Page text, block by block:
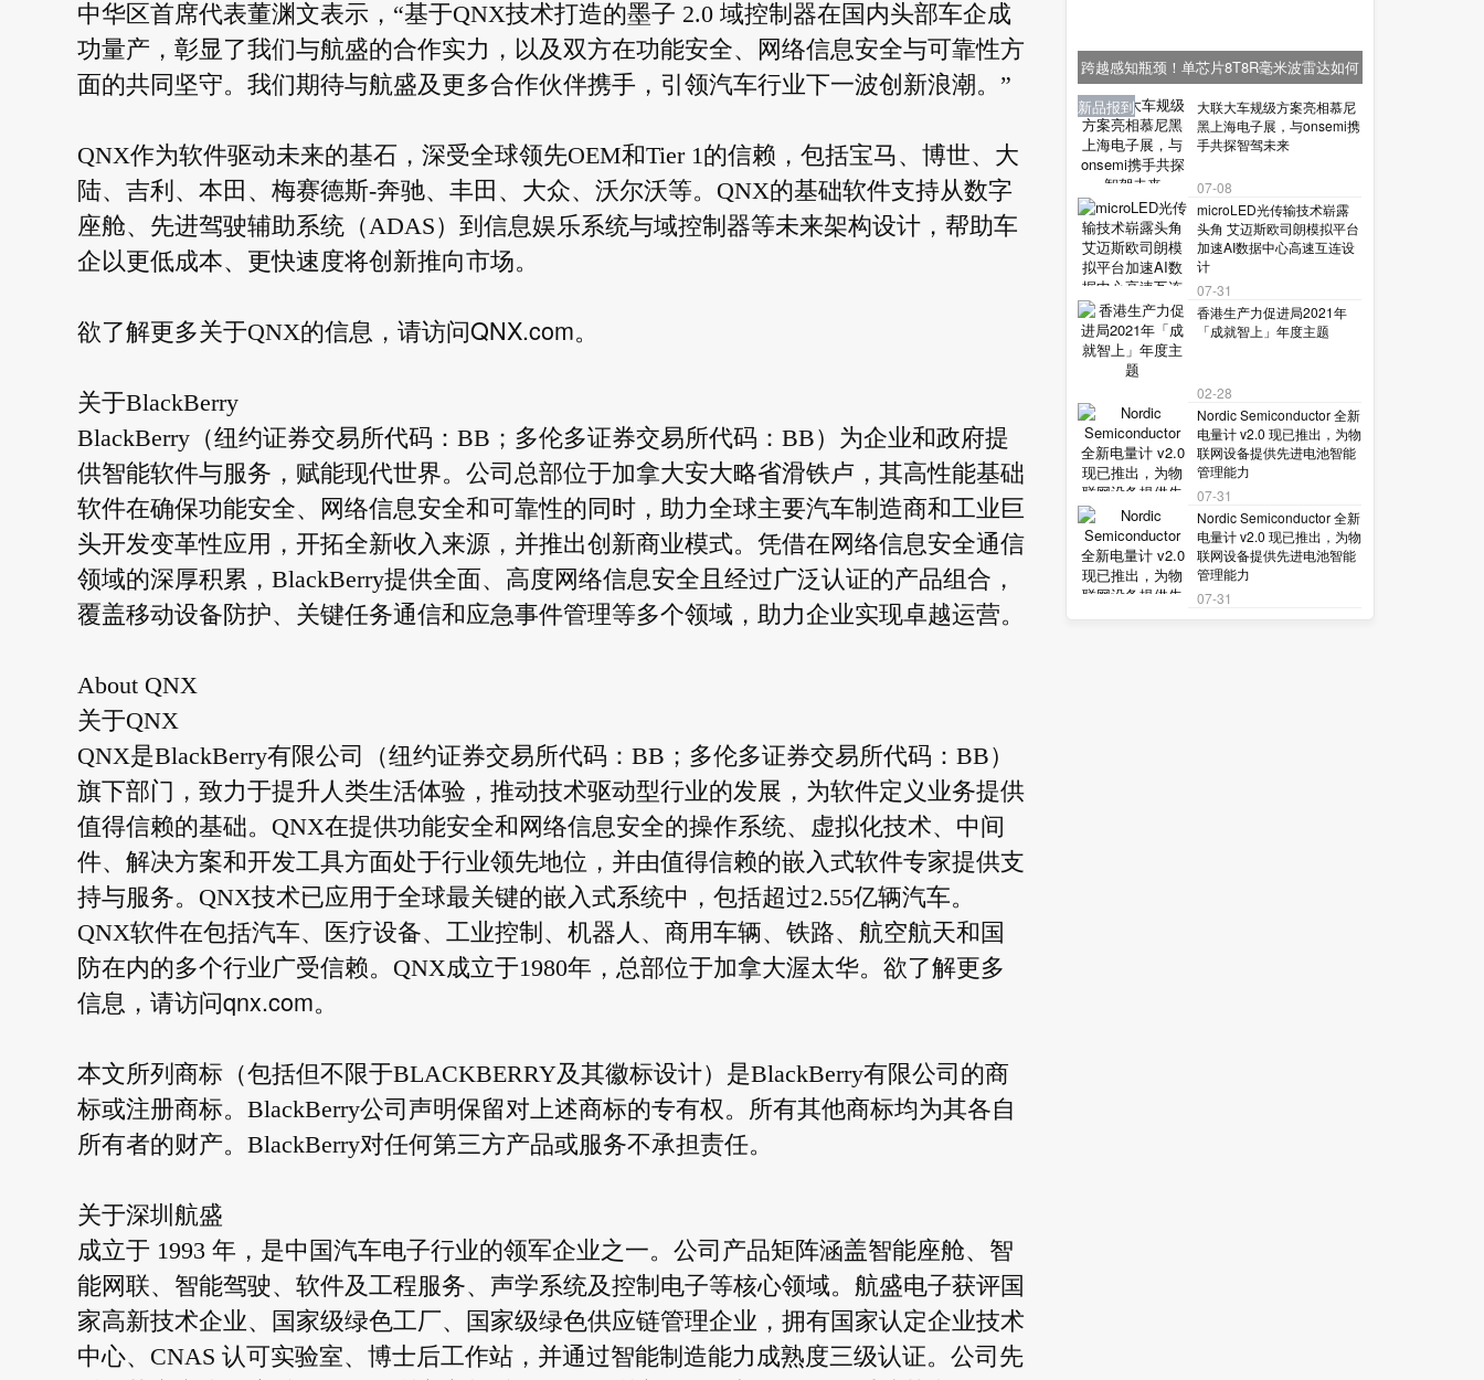
中华区首席代表董渊文表示，“基于QNX技术打造的墨子 2.0 域控制器在国内头部车企成
功量产，彰显了我们与航盛的合作实力，以及双方在功能安全、网络信息安全与可靠性方
面的共同坚守。我们期待与航盛及更多合作伙伴携手，引领汽车行业下一波创新浪潮。”
QNX作为软件驱动未来的基石，深受全球领先OEM和Tier 1的信赖，包括宝马、博世、大
陆、吉利、本田、梅赛德斯-奔驰、丰田、大众、沃尔沃等。QNX的基础软件支持从数字
座舱、先进驾驶辅助系统（ADAS）到信息娱乐系统与域控制器等未来架构设计，帮助车
企以更低成本、更快速度将创新推向市场。
欲了解更多关于QNX的信息，请访问QNX.com。
关于BlackBerry
BlackBerry（纽约证券交易所代码：BB；多伦多证券交易所代码：BB）为企业和政府提
供智能软件与服务，赋能现代世界。公司总部位于加拿大安大略省滑铁卢，其高性能基础
软件在确保功能安全、网络信息安全和可靠性的同时，助力全球主要汽车制造商和工业巨
头开发变革性应用，开拓全新收入来源，并推出创新商业模式。凭借在网络信息安全通信
领域的深厚积累，BlackBerry提供全面、高度网络信息安全且经过广泛认证的产品组合，
覆盖移动设备防护、关键任务通信和应急事件管理等多个领域，助力企业实现卓越运营。
About QNX
关于QNX
QNX是BlackBerry有限公司（纽约证券交易所代码：BB；多伦多证券交易所代码：BB）
旗下部门，致力于提升人类生活体验，推动技术驱动型行业的发展，为软件定义业务提供
值得信赖的基础。QNX在提供功能安全和网络信息安全的操作系统、虚拟化技术、中间
件、解决方案和开发工具方面处于行业领先地位，并由值得信赖的嵌入式软件专家提供支
持与服务。QNX技术已应用于全球最关键的嵌入式系统中，包括超过2.55亿辆汽车。
QNX软件在包括汽车、医疗设备、工业控制、机器人、商用车辆、铁路、航空航天和国
防在内的多个行业广受信赖。QNX成立于1980年，总部位于加拿大渥太华。欲了解更多
信息，请访问qnx.com。
本文所列商标（包括但不限于BLACKBERRY及其徽标设计）是BlackBerry有限公司的商
标或注册商标。BlackBerry公司声明保留对上述商标的专有权。所有其他商标均为其各自
所有者的财产。BlackBerry对任何第三方产品或服务不承担责任。
关于深圳航盛
成立于 1993 年，是中国汽车电子行业的领军企业之一。公司产品矩阵涵盖智能座舱、智
能网联、智能驾驶、软件及工程服务、声学系统及控制电子等核心领域。航盛电子获评国
家高新技术企业、国家级绿色工厂、国家级绿色供应链管理企业，拥有国家认定企业技术
中心、CNAS 认可实验室、博士后工作站，并通过智能制造能力成熟度三级认证。公司先
跨越感知瓶颈！单芯片8T8R毫米波雷达如何
让机器人读懂复杂世界？
业界资讯
大联大车规级方案亮相慕尼
黑上海电子展，与onsemi携
手共探智驾未来
07-08
业界资讯
microLED光传输技术崭露
头角 艾迈斯欧司朗模拟平台
加速AI数据中心高速互连设
计
07-31
业界资讯
香港生产力促进局2021年
「成就智上」年度主题
02-28
新品报到
Nordic Semiconductor 全新
电量计 v2.0 现已推出，为物
联网设备提供先进电池智能
管理能力
07-31
新品报到
Nordic Semiconductor 全新
电量计 v2.0 现已推出，为物
联网设备提供先进电池智能
管理能力
07-31